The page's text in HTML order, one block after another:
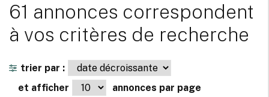
61 annonces correspondent
à vos critères de recherche
trier par :
et afficher
annonces par page